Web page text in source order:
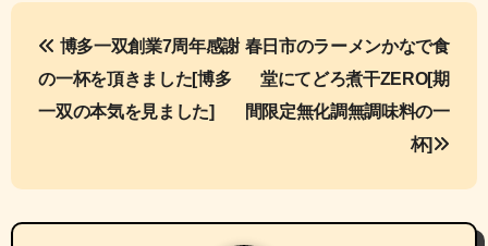
投
稿
ナ
ゲ
博多一双創業7周年感謝
の一杯を頂きました[博多
一双の本気を見ました]
春日市のラーメンかなで食
堂にてどろ煮干ZERO[期
間限定無化調無調味料の一
杯]